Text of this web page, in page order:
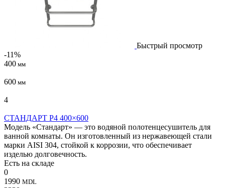
Быстрый просмотр
-11%
400 мм
600 мм
4
СТАНДАРТ P4 400×600
Модель «Стандарт» — это водяной полотенцесушитель для
ванной комнаты. Он изготовленный из нержавеющей стали
марки AISI 304, стойкой к коррозии, что обеспечивает
изделью долговечность.
Есть на складе
0
1990 MDL